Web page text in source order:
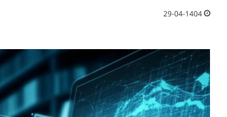
29-04-1404